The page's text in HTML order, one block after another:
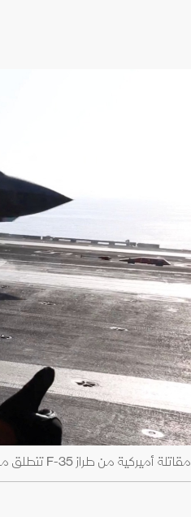
مقاتلة أميركية من طراز F-35 تنطلق من على متن حاملة طائرات في الشرق الأوسط لشن هجمات على إيران. 28 فبراير 2026 - Reuters